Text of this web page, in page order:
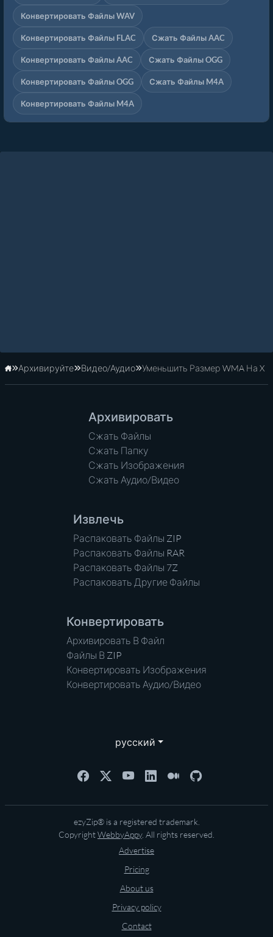
Конвертировать Файлы WAV
Конвертировать Файлы FLAC Сжать Файлы AAC
Конвертировать Файлы AAC Сжать Файлы OGG
Конвертировать Файлы OGG Сжать Файлы M4A
Конвертировать Файлы M4A
Главная
Архивируйте Видео/Аудио Уменьшить Размер WMA На X
Архивировать
Сжать Файлы
Сжать Папку
Сжать Изображения
Сжать Аудио/Видео
Извлечь
Распаковать Файлы ZIP
Распаковать Файлы RAR
Распаковать Файлы 7Z
Распаковать Другие Файлы
Конвертировать
Архивировать В Файл
Файлы В ZIP
Конвертировать Изображения
Конвертировать Аудио/Видео
русский
ezyZip® is a registered trademark.
CopyrightWebbyAppy. All rights reserved.
Advertise
Pricing
About us
Privacy policy
Contact